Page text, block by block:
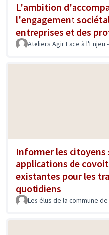
L'ambition
l'engagement
entreprises et des
Ateliers Agir Face à l'Enjeu
Informer les citoyens
applications de
existantes pour les
quotidiens
Les élus de la commune